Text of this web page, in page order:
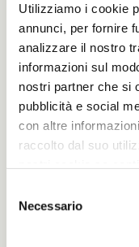
Utilizziamo i cookie
annunci, per fornire
analizzare il nostro
informazioni sul
nostri partner che si
pubblicità e social
con altre
raccolto dal suo
delNecessario
NUOVO